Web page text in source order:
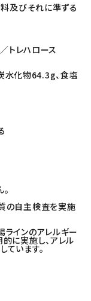
及びそれに準ずる
トレハロース
水化物64.3g、食塩
の自主検査を実施
インのアレルギー
に実施し、アレル
ています。